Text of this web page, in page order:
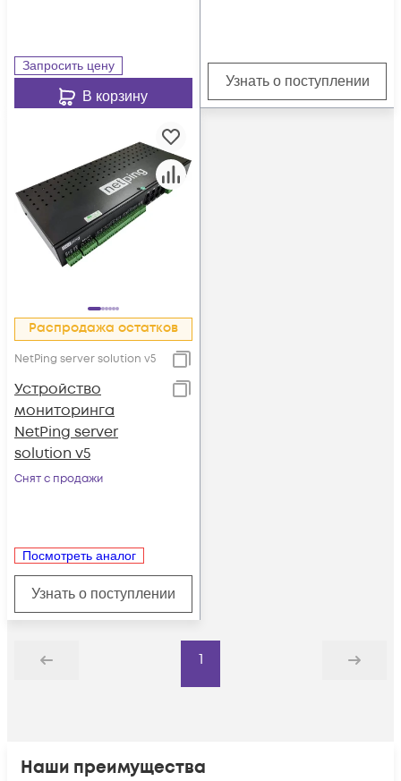
Запросить цену
В корзину
Узнать о поступлении
Распродажа остатков
NetPing server solution v5
Устройство
мониторинга
NetPing server
solution v5
Снят с продажи
Посмотреть аналог
Узнать о поступлении
Назад
1
Дальше
Наши преимущества